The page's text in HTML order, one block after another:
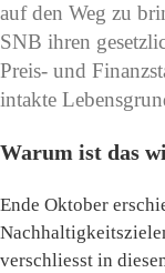
auf den Weg zu
SNB ihren
Preis- und
intakte
Warum ist das
Ende Oktober
verschliesst in